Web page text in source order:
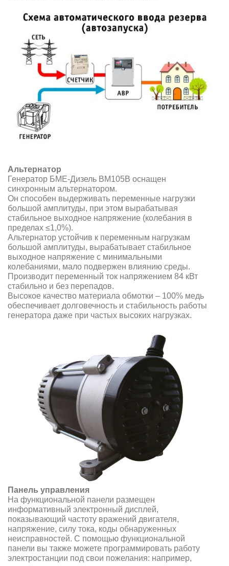
Альтернатор
Генератор БМЕ-Дизель BM105B оснащен
синхронным альтернатором.
Он способен выдерживать переменные нагрузки
большой амплитуды, при этом вырабатывая
стабильное выходное напряжение (колебания в
пределах ≤1,0%).
Альтернатор устойчив к переменным нагрузкам
большой амплитуды, вырабатывает стабильное
выходное напряжение с минимальными
колебаниями, мало подвержен влиянию среды.
Производит переменный ток напряжением 84 кВт
стабильно и без перепадов.
Высокое качество материала обмотки – 100% медь
обеспечивает долговечность и стабильность работы
генератора даже при частых высоких нагрузках.
Панель управления
На функциональной панели размещен
информативный электронный дисплей,
показывающий частоту вражений двигателя,
напряжение, силу тока, коды обнаруженных
неисправностей. С помощью функциональной
панели вы также можете программировать работу
электростанции под свои пожелания: например,